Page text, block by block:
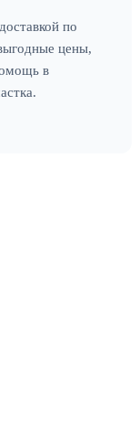
по
цены,
в